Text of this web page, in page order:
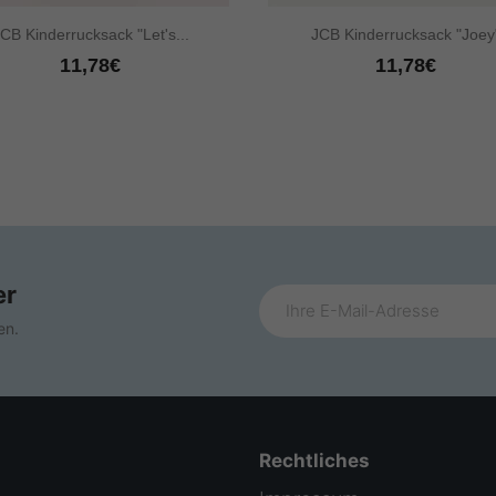
Vorschau
Kinderrucksack "Let's...
11,78€
Vorschau
JCB Kinderrucksack
11,78€
Rechtliches